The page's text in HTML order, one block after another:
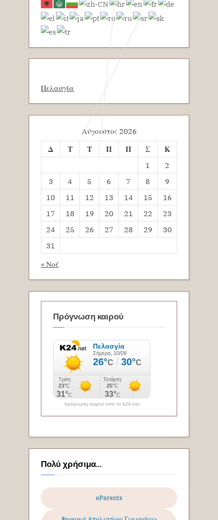
Πελασγία
Αύγουστος 2026
Δ
Τ Τ Π Π Σ
Κ
1
2
3
4 5 6 7 8
9
10
11 12 13 14 15
16
17
18 19 20 21 22
23
24
25 26 27 28 29
30
31
« Νοέ
Πρόγνωση καιρού
πρόγνωση καιρού από το k24.net
Πολύ χρήσιμα...
eParents